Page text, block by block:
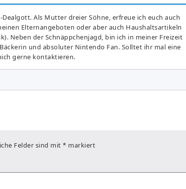
Dealgott. Als Mutter dreier Söhne, erfreue ich euch auch
Elternangeboten oder aber auch Haushaltsartikeln
Neben der Schnäppchenjagd, bin ich in meiner Freizeit
und absoluter Nintendo Fan. Solltet ihr mal eine
gerne kontaktieren.
Felder sind mit * markiert